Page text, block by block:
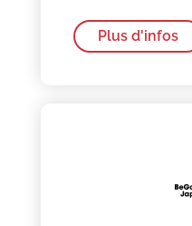
Plus d'infos